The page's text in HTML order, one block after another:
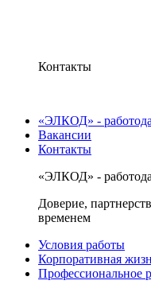
Контакты
«ЭЛКОД» -
Вакансии
Контакты
«ЭЛКОД» -
Доверие,
временем
Условия работы
Корпоративная
Профессиональное